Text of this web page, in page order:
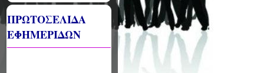
ΠΡΩΤΟΣΕΛΙΔΑ
ΕΦΗΜΕΡΙΔΩΝ